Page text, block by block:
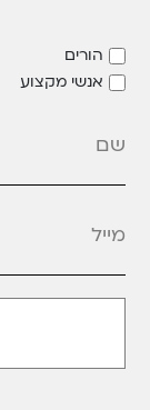
הורים
אנשי מקצוע